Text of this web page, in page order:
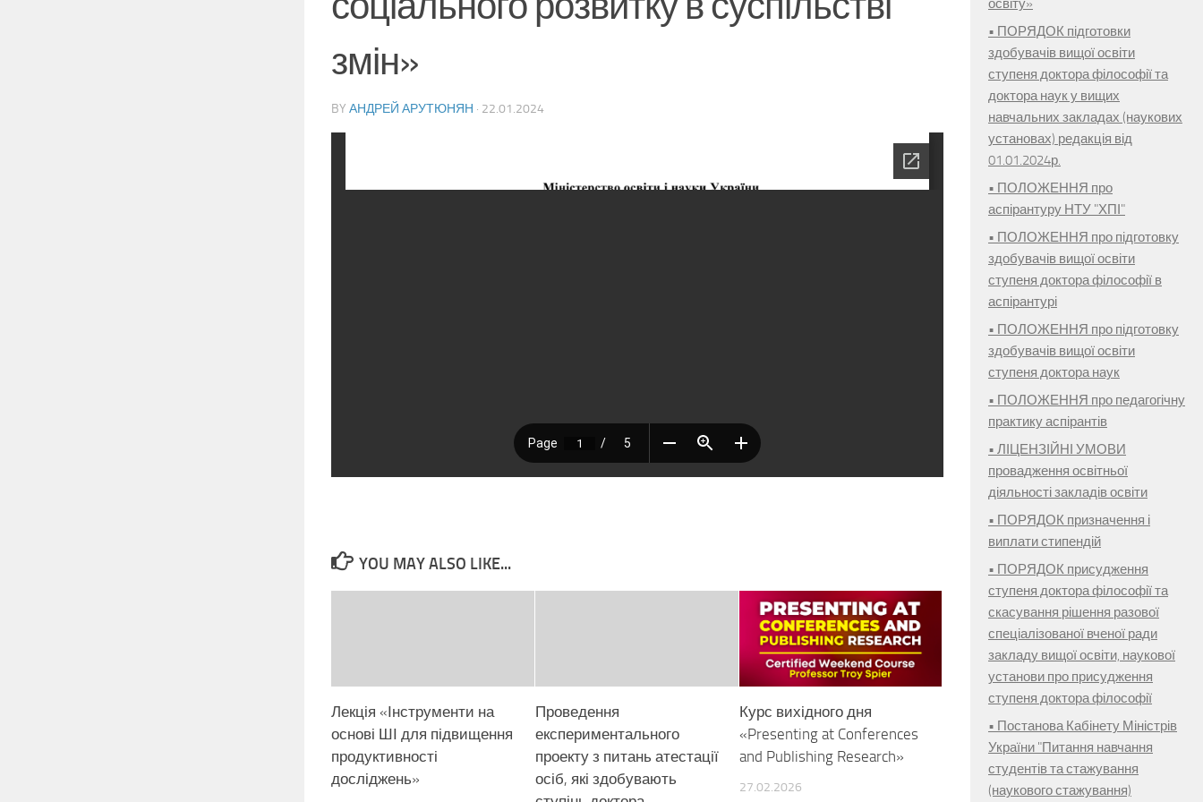
змін»
BY АНДРЕЙ АРУТЮНЯН · 22.01.2024
YOU MAY ALSO LIKE...
Лекція «Інструменти на
основі ШІ для підвищення
продуктивності
досліджень»
Проведення
експериментального
проекту з питань атестації
осіб, які здобувають
Курс вихідного дня
«Presenting at Conferences
and Publishing Research»
27.02.2026
освіту»
• ПОРЯДОК підготовки
здобувачів вищої освіти
ступеня доктора філософії та
доктора наук у вищих
навчальних закладах (наукових
установах) редакція від
01.01.2024р.
• ПОЛОЖЕННЯ про
аспірантуру НТУ "ХПІ"
• ПОЛОЖЕННЯ про підготовку
здобувачів вищої освіти
ступеня доктора філософії в
аспірантурі
• ПОЛОЖЕННЯ про підготовку
здобувачів вищої освіти
ступеня доктора наук
• ПОЛОЖЕННЯ про педагогічну
практику аспірантів
• ЛІЦЕНЗІЙНІ УМОВИ
провадження освітньої
діяльності закладів освіти
• ПОРЯДОК призначення і
виплати стипендій
• ПОРЯДОК присудження
ступеня доктора філософії та
скасування рішення разової
спеціалізованої вченої ради
закладу вищої освіти, наукової
установи про присудження
ступеня доктора філософії
• Постанова Кабінету Міністрів
України "Питання навчання
студентів та стажування
(наукового стажування)